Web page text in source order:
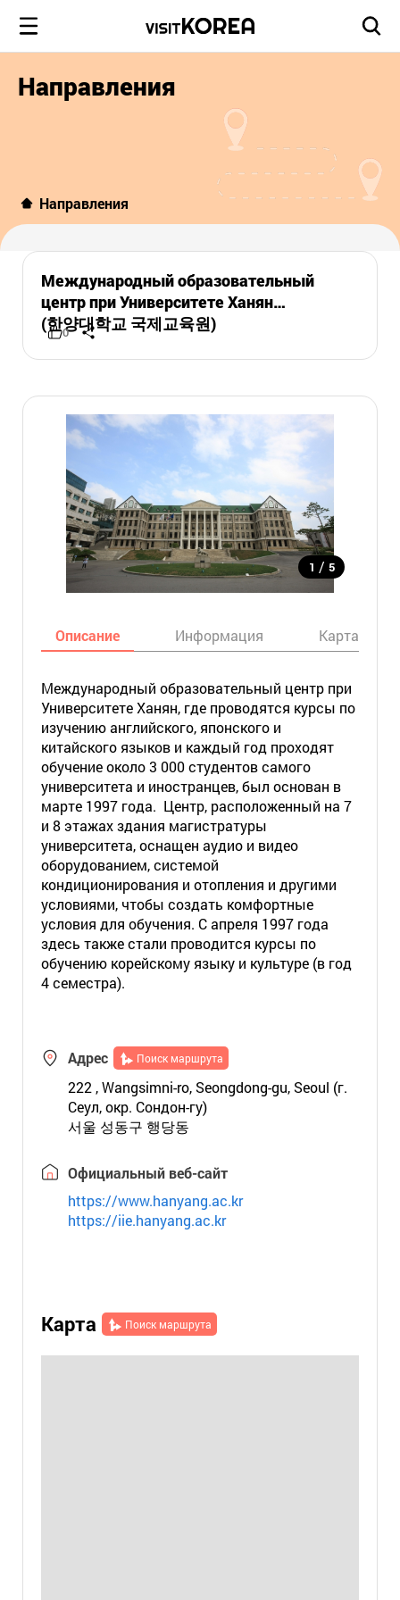
Направления
Направления
Международный образовательный
центр при Университете Ханян
(한양대학교 국제교육원)
0
1 / 5
Описание Информация Карта
Международный образовательный центр при
Университете Ханян, где проводятся курсы по
изучению английского, японского и
китайского языков и каждый год проходят
обучение около 3 000 студентов самого
университета и иностранцев, был основан в
марте 1997 года. Центр, расположенный на 7
и 8 этажах здания магистратуры
университета, оснащен аудио и видео
оборудованием, системой
кондиционирования и отопления и другими
условиями, чтобы создать комфортные
условия для обучения. С апреля 1997 года
здесь также стали проводится курсы по
обучению корейскому языку и культуре (в год
4 семестра).
Адрес Поиск маршрута
222 , Wangsimni-ro, Seongdong-gu, Seoul (г.
Сеул, окр. Сондон-гу)
서울 성동구 행당동
Официальный веб-сайт
https://www.hanyang.ac.kr
https://iie.hanyang.ac.kr
Карта Поиск маршрута